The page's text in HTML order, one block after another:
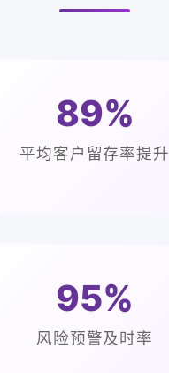
89%
平均客户留存率提升
95%
风险预警及时率